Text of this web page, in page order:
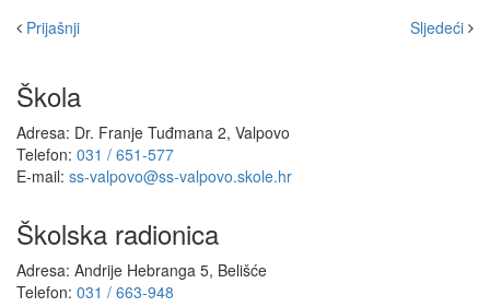
Prijašnji Sljedeći
Škola
Adresa: Dr. Franje Tuđmana 2, Valpovo
Telefon: 031 / 651-577
E-mail: ss-valpovo@ss-valpovo.skole.hr
Školska radionica
Adresa: Andrije Hebranga 5, Belišće
Telefon: 031 / 663-948